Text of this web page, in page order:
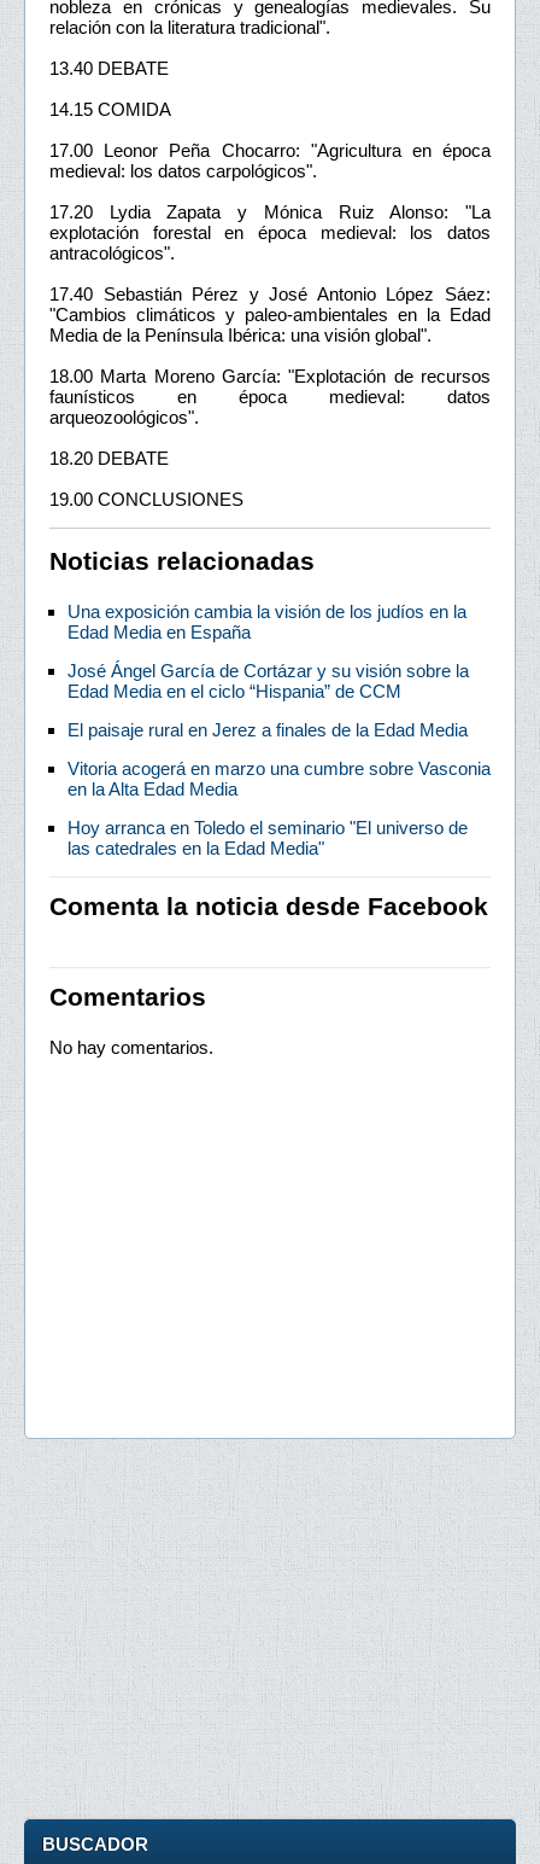
nobleza en crónicas y genealogías medievales. Su
relación con la literatura tradicional".
13.40 DEBATE
14.15 COMIDA
17.00 Leonor Peña Chocarro: "Agricultura en época
medieval: los datos carpológicos".
17.20 Lydia Zapata y Mónica Ruiz Alonso: "La
explotación forestal en época medieval: los datos
antracológicos".
17.40 Sebastián Pérez y José Antonio López Sáez:
"Cambios climáticos y paleo-ambientales en la Edad
Media de la Península Ibérica: una visión global".
18.00 Marta Moreno García: "Explotación de recursos
faunísticos en época medieval: datos
arqueozoológicos".
18.20 DEBATE
19.00 CONCLUSIONES
Noticias relacionadas
Una exposición cambia la visión de los judíos en la
Edad Media en España
José Ángel García de Cortázar y su visión sobre la
Edad Media en el ciclo “Hispania” de CCM
El paisaje rural en Jerez a finales de la Edad Media
Vitoria acogerá en marzo una cumbre sobre Vasconia
en la Alta Edad Media
Hoy arranca en Toledo el seminario "El universo de
las catedrales en la Edad Media"
Comenta la noticia desde Facebook
Comentarios
No hay comentarios.
BUSCADOR